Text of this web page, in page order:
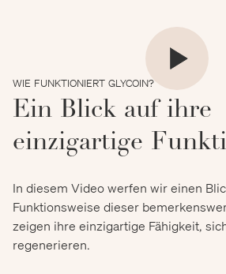
WIE FUNKTIONIERT GLYCOIN?
Ein Blick auf ihre
einzigartige
In diesem Video werfen wir einen
Funktionsweise dieser
zeigen ihre einzigartige Fähigkeit,
regenerieren.